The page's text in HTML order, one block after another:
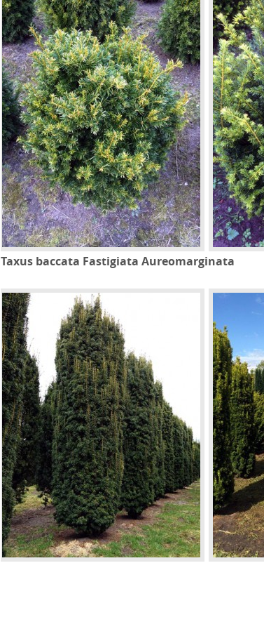
Taxus baccata Fastigiata Aureomarginata